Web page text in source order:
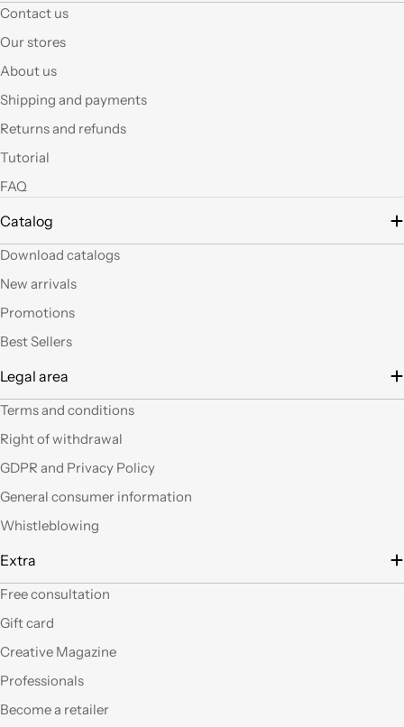
visitare il nuovo
vuote.Bravi contenute
Contact us
Our stores
About us
Shipping and payments
Returns and refunds
Tutorial
FAQ
Catalog
Download catalogs
New arrivals
Promotions
Best Sellers
Legal area
Terms and conditions
Right of withdrawal
GDPR and Privacy Policy
General consumer information
Whistleblowing
Extra
Free consultation
Gift card
Creative Magazine
Professionals
Become a retailer